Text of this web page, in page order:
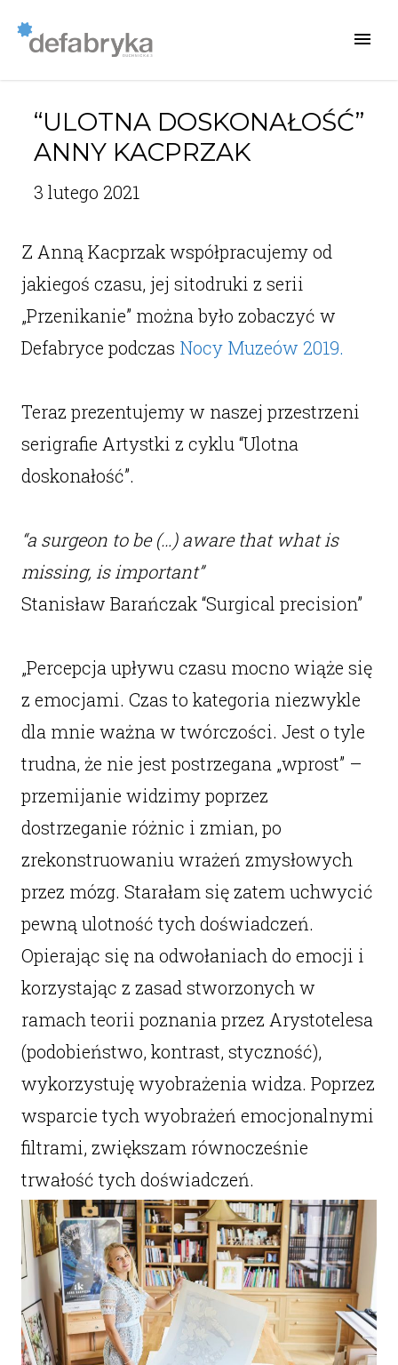
“ULOTNA DOSKONAŁOŚĆ”
ANNY KACPRZAK
3 lutego 2021
Z Anną Kacprzak współpracujemy od
jakiegoś czasu, jej sitodruki z serii
„Przenikanie” można było zobaczyć w
Defabryce podczas Nocy Muzeów 2019.
Teraz prezentujemy w naszej przestrzeni
serigrafie Artystki z cyklu “Ulotna
doskonałość”.
“a surgeon to be (…) aware that what is
missing, is important”
Stanisław Barańczak “Surgical precision”
„Percepcja upływu czasu mocno wiąże się
z emocjami. Czas to kategoria niezwykle
dla mnie ważna w twórczości. Jest o tyle
trudna, że nie jest postrzegana „wprost” –
przemijanie widzimy poprzez
dostrzeganie różnic i zmian, po
zrekonstruowaniu wrażeń zmysłowych
przez mózg. Starałam się zatem uchwycić
pewną ulotność tych doświadczeń.
Opierając się na odwołaniach do emocji i
korzystając z zasad stworzonych w
ramach teorii poznania przez Arystotelesa
(podobieństwo, kontrast, styczność),
wykorzystuję wyobrażenia widza. Poprzez
wsparcie tych wyobrażeń emocjonalnymi
filtrami, zwiększam równocześnie
trwałość tych doświadczeń.